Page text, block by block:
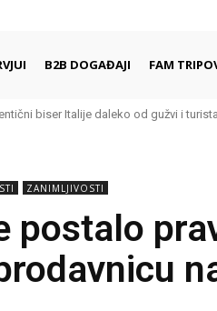
B2B DOGAĐAJI FAM
biser Italije daleko od gužvi i turista
ZANIMLJIVOSTI
postalo